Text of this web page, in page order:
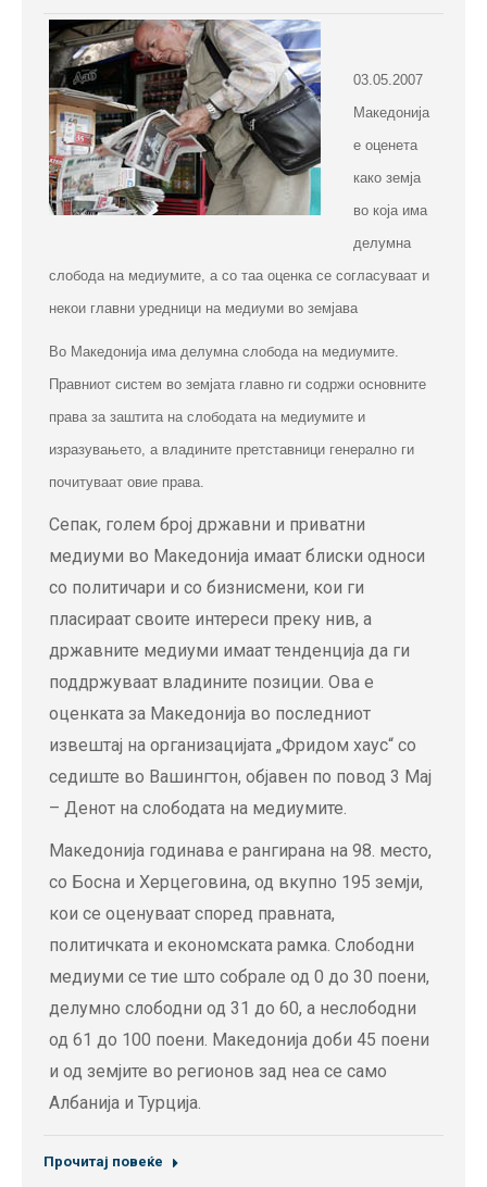
03.05.2007
Македонија
е оценета
како земја
во која има
делумна
слобода на медиумите, а со таа оценка се согласуваат и
некои главни уредници на медиуми во земјава
Во Македонија има делумна слобода на медиумите.
Правниот систем во земјата главно ги содржи основните
права за заштита на слободата на медиумите и
изразувањето, а владините претставници генерално ги
почитуваат овие права.
Сепак, голем број државни и приватни
медиуми во Македонија имаат блиски односи
со политичари и со бизнисмени, кои ги
пласираат своите интереси преку нив, а
државните медиуми имаат тенденција да ги
поддржуваат владините позиции. Ова е
оценката за Македонија во последниот
извештај на организацијата „Фридом хаус“ со
седиште во Вашингтон, објавен по повод 3 Мај
– Денот на слободата на медиумите.
Македонија годинава е рангирана на 98. место,
со Босна и Херцеговина, од вкупно 195 земји,
кои се оценуваат според правната,
политичката и економската рамка. Слободни
медиуми се тие што собрале од 0 до 30 поени,
делумно слободни од 31 до 60, а неслободни
од 61 до 100 поени. Македонија доби 45 поени
и од земјите во регионов зад неа се само
Албанија и Турција.
Прочитај повеќе